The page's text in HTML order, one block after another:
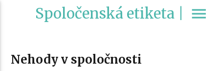
Spoločenská etiketa | menu
Nehody v spoločnosti